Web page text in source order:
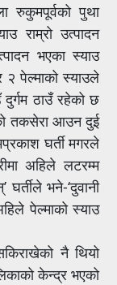
रुकुमपूर्वको पुथा
राम्रो उत्पादन
भएका स्याउ
२ पेल्माको स्याउले
दुर्गम ठाउँ रहेको छ
तकसेरा आउन दुई
घर्ती मगरले
अहिले लटरम्म
भने‐‘दुवानी
पेल्माको स्याउ
नै थियो
केन्द्र भएको